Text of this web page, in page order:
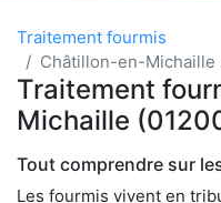
Traitement fourmis
Châtillon-en-Michaille
Traitement
Michaille
Tout comprendre sur
Les fourmis vivent en